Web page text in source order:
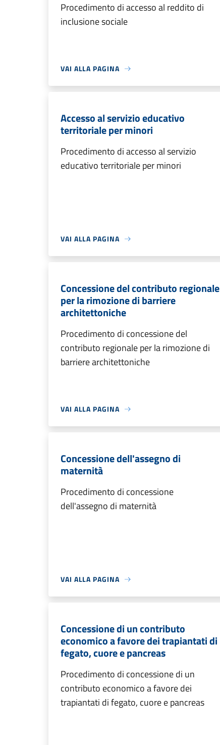
Procedimento di accesso al reddito di
inclusione sociale
VAI ALLA PAGINA
Accesso al servizio educativo
territoriale per minori
Procedimento di accesso al servizio
educativo territoriale per minori
VAI ALLA PAGINA
Concessione del contributo regionale
per la rimozione di barriere
architettoniche
Procedimento di concessione del
contributo regionale per la rimozione di
barriere architettoniche
VAI ALLA PAGINA
Concessione dell'assegno di
maternità
Procedimento di concessione
dell'assegno di maternità
VAI ALLA PAGINA
Concessione di un contributo
economico a favore dei trapiantati di
fegato, cuore e pancreas
Procedimento di concessione di un
contributo economico a favore dei
trapiantati di fegato, cuore e pancreas